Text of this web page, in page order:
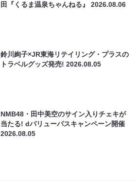
田『くるま温泉ちゃんねる』2026.08.06
鈴川絢子×JR東海リテイリング・プラスの
トラベルグッズ発売!2026.08.05
NMB48・田中美空のサイン入りチェキが
当たる! dバリューパスキャンペーン開催
2026.08.05